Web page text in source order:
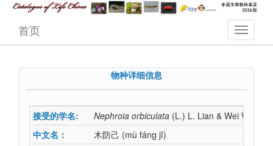
首页
物种详细信息
接受的学名: Nephroia orbiculata (L.) L. Lian & Wei Wang
中文名：
木防己 (mù fáng jǐ)